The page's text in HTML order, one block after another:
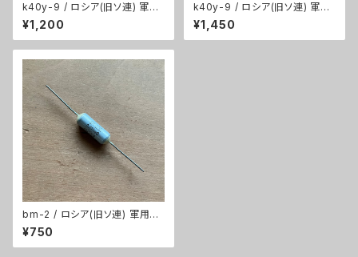
k40y-9 / ロシア(旧ソ連) 軍用
コンデンサ 1個【0.01μF/200V/
PIO ペーパーインオイル/旧ソ
連/80年代】
¥1,200
k40y-9 / ロシア(旧ソ連) 軍用
コンデンサ 1個【0.033μF/400
V/PIO ペーパーインオイル/旧ソ
連/80年代】
¥1,450
bm-2 / ロシア(旧ソ連) 軍用コ
ンデンサ 1個【0.022μF/200V/
メタライズドペーパー/ロシア/旧
ソ連/80年代】
¥750